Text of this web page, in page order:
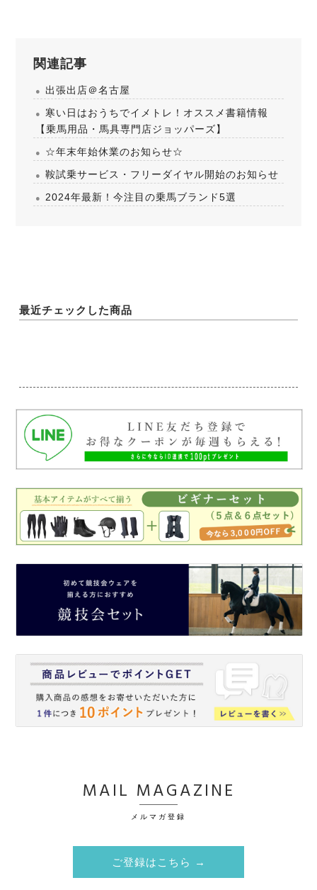
関連記事
出張出店＠名古屋
寒い日はおうちでイメトレ！オススメ書籍情報
【乗馬用品・馬具専門店ジョッパーズ】
☆年末年始休業のお知らせ☆
鞍試乗サービス・フリーダイヤル開始のお知らせ
2024年最新！今注目の乗馬ブランド5選
最近チェックした商品
MAIL MAGAZINE
メルマガ登録
ご登録はこちら →